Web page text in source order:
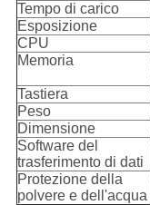
Tempo di carico
Esposizione
CPU
Memoria
Tastiera
Peso
Dimensione
Software del
trasferimento di dati
Protezione della
polvere e dell'acqua